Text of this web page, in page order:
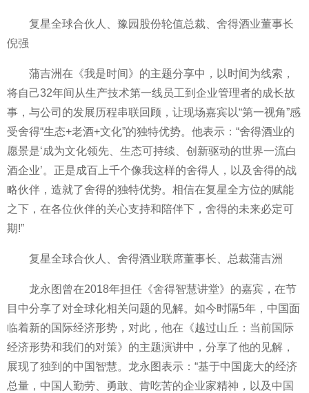
复星全球合伙人、豫园股份轮值总裁、舍得酒业董事长
倪强
蒲吉洲在《我是时间》的主题分享中，以时间为线索，
将自己32年间从生产技术第一线员工到企业管理者的成长故
事，与公司的发展历程串联回顾，让现场嘉宾以“第一视角”感
受舍得“生态+老酒+文化”的独特优势。他表示：“舍得酒业的
愿景是‘成为文化领先、生态可持续、创新驱动的世界一流白
酒企业’。正是成百上千个像我这样的舍得人，以及舍得的战
略伙伴，造就了舍得的独特优势。相信在复星全方位的赋能
之下，在各位伙伴的关心支持和陪伴下，舍得的未来必定可
期!”
复星全球合伙人、舍得酒业联席董事长、总裁蒲吉洲
龙永图曾在2018年担任《舍得智慧讲堂》的嘉宾，在节
目中分享了对全球化相关问题的见解。如今时隔5年，中国面
临着新的国际经济形势，对此，他在《越过山丘：当前国际
经济形势和我们的对策》的主题演讲中，分享了他的见解，
展现了独到的中国智慧。龙永图表示：“基于中国庞大的经济
总量，中国人勤劳、勇敢、肯吃苦的企业家精神，以及中国